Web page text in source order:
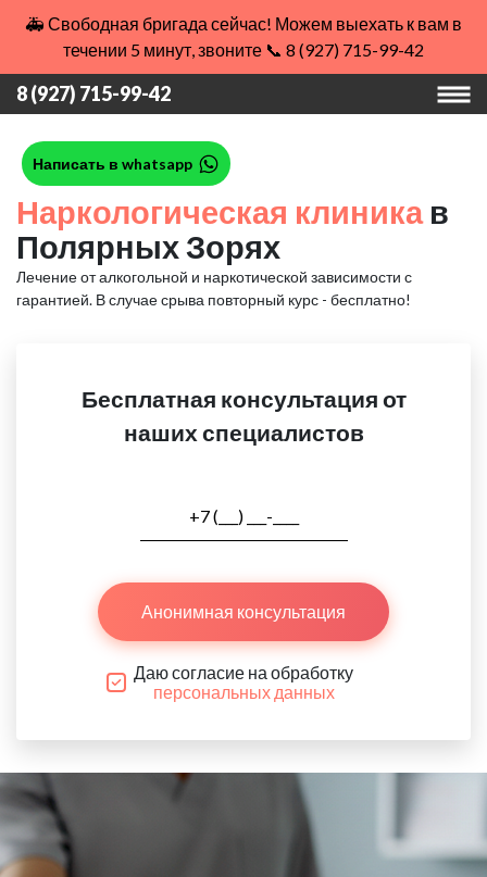
🚑 Свободная бригада сейчас! Можем выехать к вам в
течении 5 минут, звоните 📞 8 (927) 715-99-42
8 (927) 715-99-42
Написать в whatsapp
Наркологическая клиникав
Полярных Зорях
Лечение от алкогольной и наркотической зависимости с
гарантией. В случае срыва повторный курс - бесплатно!
Бесплатная консультация от
наших специалистов
Анонимная консультация
Даю согласие на обработку
персональных данных